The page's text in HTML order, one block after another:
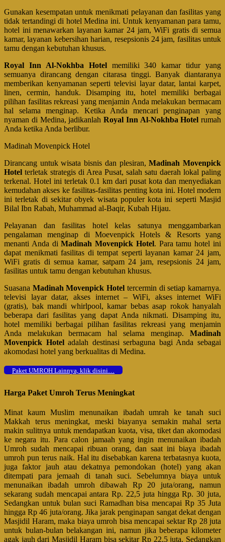
Gunakan kesempatan untuk menikmati pelayanan dan fasilitas yang
tidak tertandingi di hotel Medina ini. Untuk kenyamanan para tamu,
hotel ini menawarkan layanan kamar 24 jam, WiFi gratis di semua
kamar, layanan kebersihan harian, resepsionis 24 jam, fasilitas untuk
tamu dengan kebutuhan khusus.
Royal Inn Al-Nokhba Hotelmemiliki 340 kamar tidur yang
semuanya dirancang dengan citarasa tinggi. Banyak diantaranya
memberikan kenyamanan seperti televisi layar datar, lantai karpet,
linen, cermin, handuk. Disamping itu, hotel memiliki berbagai
pilihan fasilitas rekreasi yang menjamin Anda melakukan bermacam
hal selama menginap. Ketika Anda mencari penginapan yang
nyaman di Medina, jadikanlah Royal Inn Al-Nokhba Hotel rumah
Anda ketika Anda berlibur.
Madinah Movenpick Hotel
Dirancang untuk wisata bisnis dan plesiran,Madinah Movenpick
Hotel terletak strategis di Area Pusat, salah satu daerah lokal paling
terkenal. Hotel ini terletak 0.1 km dari pusat kota dan menyediakan
kemudahan akses ke fasilitas-fasilitas penting kota ini. Hotel modern
ini terletak di sekitar obyek wisata populer kota ini seperti Masjid
Bilal Ibn Rabah, Muhammad al-Baqir, Kubah Hijau.
Pelayanan dan fasilitas hotel kelas satunya menggambarkan
pengalaman menginap di Moevenpick Hotels & Resorts yang
menanti Anda diMadinah Movenpick Hotel. Para tamu hotel ini
dapat menikmati fasilitas di tempat seperti layanan kamar 24 jam,
WiFi gratis di semua kamar, satpam 24 jam, resepsionis 24 jam,
fasilitas untuk tamu dengan kebutuhan khusus.
Suasana Madinah Movenpick Hotel tercermin di setiap kamarnya.
televisi layar datar, akses internet – WiFi, akses internet WiFi
(gratis), bak mandi whirlpool, kamar bebas asap rokok hanyalah
beberapa dari fasilitas yang dapat Anda nikmati. Disamping itu,
hotel memiliki berbagai pilihan fasilitas rekreasi yang menjamin
Anda melakukan bermacam hal selama menginap. Madinah
Movenpick Hoteladalah destinasi serbaguna bagi Anda sebagai
akomodasi hotel yang berkualitas di Medina.
Paket UMROH Lainnya, klik disini…
Harga Paket Umroh Terus Meningkat
Minat kaum Muslim menunaikan ibadah umrah ke tanah suci
Makkah terus meningkat, meski biayanya semakin mahal serta
makin sulitnya untuk mendapatkan kuota, visa, tiket dan akomodasi
ke negara itu. Para calon jamaah yang ingin menunaikan ibadah
Umroh sudah mencapai ribuan orang, dan saat ini biaya ibadah
umroh pun terus naik. Hal itu disebabkan karena terbatasnya kuota,
juga faktor jauh atau dekatnya pemondokan (hotel) yang akan
ditempati para jemaah di tanah suci. Sebelumnya biaya untuk
menunaikan ibadah umroh dibawah Rp 20 juta/orang, namun
sekarang sudah mencapai antara Rp. 22,5 juta hingga Rp. 30 juta,
Sedangkan untuk bulan suci Ramadhan bisa mencapai Rp 35 Juta
hingga Rp 46 juta/orang. Jika jarak penginapan sangat dekat dengan
Masjidil Haram, maka biaya umroh bisa mencapai sektar Rp 28 juta
untuk bulan-bulan belakangan ini, namun jika beberapa kilometer
agak jauh dari Masjidil Haram bisa sekitar Rp 22,5 juta. Sedangkan